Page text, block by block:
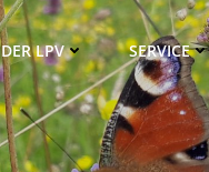
DER LPV SERVICE